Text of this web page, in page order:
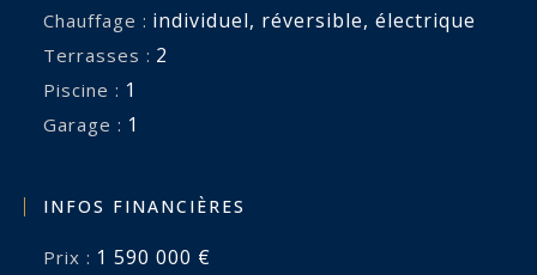
Chauffage : individuel, réversible, électrique
terrasses : 2
piscine : 1
garage : 1
INFOS FINANCIÈRES
Prix : 1 590 000 €